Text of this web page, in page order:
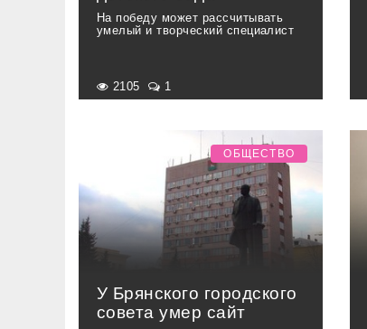
На победу может рассчитывать
умелый и творческий специалист
2105 1
У Брянского городского
совета умер сайт
ОБЩЕСТВО